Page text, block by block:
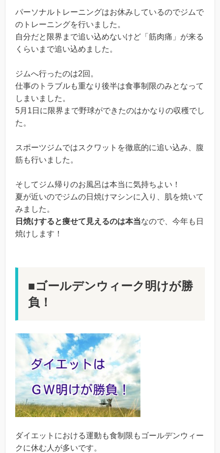
パーソナルトレーニングはお休みしているのでジムで
のトレーニングを行いました。
自分だと限界まで追い込めないけど「筋肉痛」が来る
くらいまで追い込めました。
ジムへ行ったのは2回。
仕事のトラブルも重なり後半は食事制限のみとなって
しまいました。
5月1日に限界まで野球ができたのはかなりの収穫でし
た。
スポーツジムではスクワットを徹底的に追い込み、腹
筋も行いました。
そしてジム帰りのお風呂は本当に気持ちよい！
夏が近いのでジムの日焼けマシンに入り、肌を焼いて
みました。
日焼けすると痩せて見えるのは本当なので、今年も日
焼けします！
■ゴールデンウィーク明けが勝
負！
ダイエットにおける運動も食制限もゴールデンウィー
クに休む人が多いです。